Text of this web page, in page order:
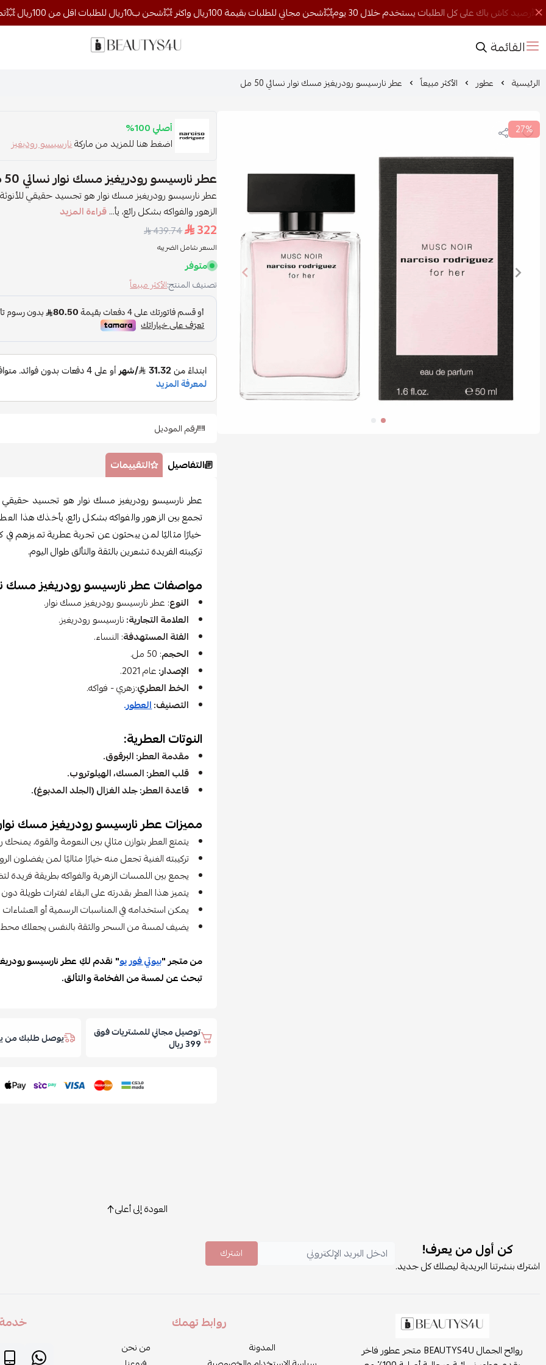
القائمة روائح الجمال
الرئيسية عطور الأكثر مبيعاً عطر نارسيسو رودريغيز مسك نوار نسائي 50 مل
27%
أصلي 100%
اضغط هنا للمزيد من ماركةنارسيسو روديغيز
عطر نارسيسو رودريغيز مسك نوار نسائي 50 مل
عطر نارسيسو رودريغيز مسك نوار هو تجسيد حقيقي للأنوثة
الزهور والفواكه بشكل رائع، يأ...قراءة المزيد
322
439.74
السعر شامل الضريبه
متوفر
تصنيف المنتج:الأكثر مبيعاً
رقم الموديل
التفاصيل التقييمات
عطر نارسيسو رودريغيز مسك نوار هو تجسيد حقيقي
تجمع بين الزهور والفواكه بشكل رائع، يأخذك هذا
خيارًا مثاليًا لمن يبحثون عن تجربة عطرية تميزهم
تركيبته الفريدة تشعرين بالثقة والتألق طوال اليوم.
مواصفات عطر نارسيسو رودريغيز مسك
النوع: عطر نارسيسو رودريغيز مسك نوار.
العلامة التجارية:نارسيسو رودريغيز.
الفئة المستهدفة: النساء.
الحجم: 50 مل.
الإصدار:عام 2021.
الخط العطري:زهري - فواكه.
التصنيف:العطور.
النوتات العطرية:
مقدمة العطر: البرقوق.
قلب العطر: المسك، الهيلوتروب.
قاعدة العطر: جلد الغزال (الجلد المدبوغ).
مميزات عطر نارسيسو رودريغيز مسك
يتمتع العطر بتوازن مثالي بين النعومة والقوة،
تركيبته الغنية تجعل منه خيارًا مثاليًا لمن يفضلون
يجمع بين اللمسات الزهرية والفواكه بطريقة فريدة
يتميز هذا العطر بقدرته على البقاء لفترات طويلة
يمكن استخدامه في المناسبات الرسمية أو العشاءات
يضيف لمسة من السحر والثقة بالنفس يجعلك محط
من متجر "بيوتي فور يو" نقدم لكِ عطر نارسيسو
تبحث عن لمسة من الفخامة والتألق.
توصيل مجاني للمشتريات فوق
399 ريال يوصل طلبك من
العودة إلى أعلى
كن أول من يعرف!
اشترك بنشرتنا البريدية ليصلك كل جديد.
اشترك
روائح الجمال BEAUTYS4U متجر عطور فاخر
روابط تهمك
المدونة
من نحن
خدمة